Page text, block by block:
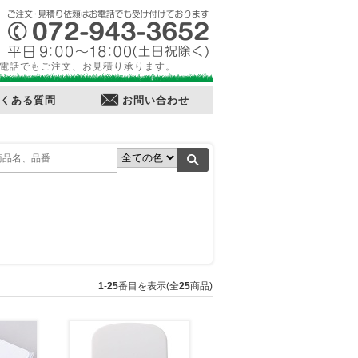
でもご注文、お見積り承ります。
ある質問 お問い合わせ
1-25番目を表示(全25商品)